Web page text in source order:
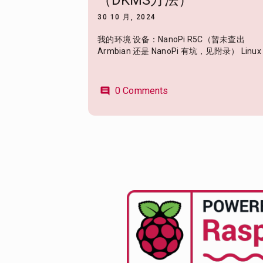
30 10 月, 2024
我的环境 设备：NanoPi R5C（暂未查出
Armbian 还是 NanoPi 有坑，见附录）
comment 0 Comments